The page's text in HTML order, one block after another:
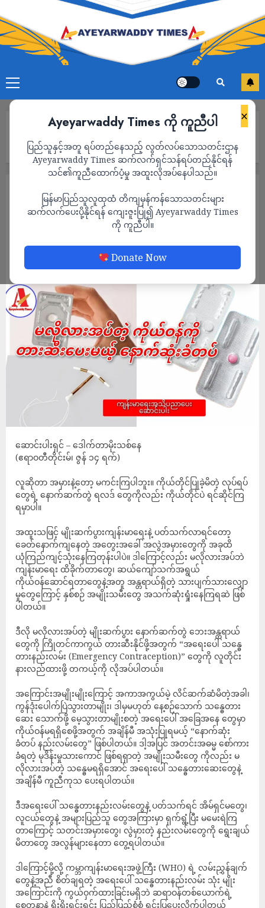
×
Ayeyarwaddy Times ကို ကူညီပါ
ပြည်သူနှင့်အတူ ရပ်တည်နေသည့် လွတ်လပ်သောသတင်းဌာန
Ayeyarwaddy Times ဆက်လက်ရှင်သန်ရပ်တည်နိုင်ရန်
သင်၏ကူညီထောက်ပံ့မှု အထူးလိုအပ်နေပါသည်။
မြန်မာပြည်သူလူထုထံ တိကျမှန်ကန်သောသတင်းများ
ဆက်လက်ပေးပို့နိုင်ရန် ကျေးဇူးပြု၍ Ayeyarwaddy Times
ကို ကူညီပါ။
Donate Now
ခံတပ်(ကျန်းမာရေးအသိပညာပေးဆောင်းပါး)
ကျန်းမာရေး ဆောင်းပါး
မလိုလားအပ်တဲ့ကိုယ်ဝန်ကို တားဆီးပေးမယ့်
နောက်ဆုံးခံတပ်(ကျန်းမာရေးအသိပညာပေး
ဆောင်းပါး)
ADMIN JUNE 16, 2026
ဆောင်းပါးရှင် – ဒေါက်တာမိုးသစ်နေ
(ဧရာဝတီတိုင်းမ်၊ ဇွန် ၁၄ ရက်)
လူဆိုတာ အမှားနဲ့တော့ မကင်းကြပါဘူး။ ကိုယ်တိုင်ပြုခဲ့မိတဲ့ လုပ်ရပ်
တွေရဲ့ နောက်ဆက်တွဲ ရလဒ် တွေကိုလည်း ကိုယ်တိုင်ပဲ ရင်ဆိုင်ကြ
ရမှာပါ။
အထူးသဖြင့် မျိုးဆက်ပွားကျန်းမာရေးနဲ့ ပတ်သက်လာရင်တော့
ခေတ်နောက်ကျနေတဲ့ အတွေးအခေါ် အလွဲအမှားတွေကို အခုထိ
ယုံကြည်ကျင့်သုံးနေကြတုန်းပါပဲ။ ဒါကြောင့်လည်း မလိုလားအပ်ဘဲ
ကျန်းမာရေး ထိခိုက်တာတွေ၊ ဆယ်ကျော်သက်အရွယ်
ကိုယ်ဝန်ဆောင်ရတာတွေနဲ့အတူ အန္တရာယ်ရှိတဲ့ သားပျက်သားလျှော
မှုတွေကြောင့် နှစ်စဉ် အမျိုးသမီးတွေ အသက်ဆုံးရှုံးနေကြရဆဲ ဖြစ်
ပါတယ်။
ဒီလို မလိုလားအပ်တဲ့ မျိုးဆက်ပွား နောက်ဆက်တွဲ ဘေးအန္တရာယ်
တွေကို ကြိုတင်ကာကွယ် တားဆီးနိုင်ဖို့အတွက် “အရေးပေါ် သန္ဓေ
တားနည်းလမ်း (Emergency Contraception)” တွေကို လူတိုင်း
နားလည်ထားဖို့ တကယ့်ကို လိုအပ်ပါတယ်။
အကြောင်းအမျိုးမျိုးကြောင့် အကာအကွယ်မဲ့ လိင်ဆက်ဆံမိတဲ့အခါ၊
ကွန်ဒုံးပေါက်ပြဲသွားတာမျိုး၊ ဒါမှမဟုတ် နေ့စဉ်သောက် သန္ဓေတား
ဆေး သောက်ဖို့ မေ့သွားတာမျိုးစတဲ့ အရေးပေါ် အခြေအနေ တွေမှာ
ကိုယ်ဝန်မရရှိစေဖို့အတွက် အချိန်မီ အသုံးပြုရမယ့် “နောက်ဆုံး
ခံတပ် နည်းလမ်းတွေ” ဖြစ်ပါတယ်။ ဒါ့အပြင် အတင်းအဓမ္မ စော်ကား
ခံရတဲ့ မုဒိန်းမှုသားကောင် ဖြစ်ရရှာတဲ့ အမျိုးသမီးတွေ ကိုလည်း မ
လိုလားအပ်တဲ့ သန္ဓေမရရှိအောင် အရေးပေါ် သန္ဓေတားဆေးတွေနဲ့
အချိန်မီ ကူညီကုသ ပေးရပါတယ်။
ဒီအရေးပေါ် သန္ဓေတားနည်းလမ်းတွေနဲ့ ပတ်သက်ရင် အိမ်ရှင်မတွေ၊
လူငယ်တွေနဲ့ အများပြည်သူ တွေအကြားမှာ ရှက်ရွံ့ပြီး မမေးရဲကြ
တာကြောင့် သတင်းအမှားတွေ၊ လွဲမှားတဲ့ နည်းလမ်းတွေကို ရွေးချယ်
မိတာတွေ အလွန်များနေတာ တွေ့ရပါတယ်။
ဒါကြောင့်မို့လို့ ကမ္ဘာကျန်းမာရေးအဖွဲ့ကြီး (WHO) ရဲ့ လမ်းညွှန်ချက်
တွေနဲ့အညီ စိတ်ချရတဲ့ အရေးပေါ် သန္ဓေတားနည်းလမ်း သုံး မျိုး
အကြောင်းကို ကွယ်ဝှက်ထားခြင်းမရှိဘဲ ဆရာဝန်တစ်ယောက်ရဲ့
စေတနာနဲ့ ရိုးရိုးရှင်းရှင်း ပြည့်ပြည့်စုံစုံ ရှင်းပြပေးလိုက်ပါတယ်